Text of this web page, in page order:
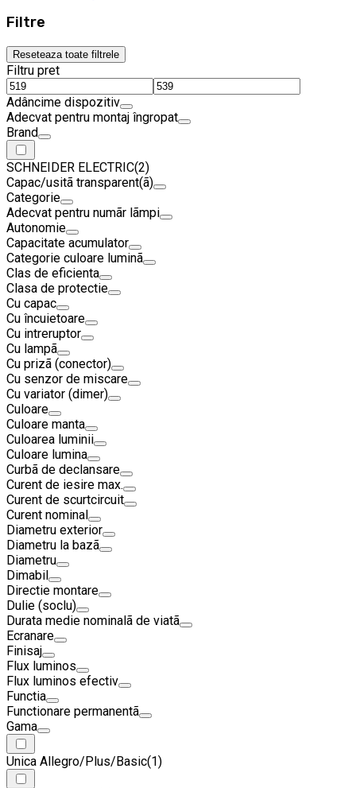
Filtre
Reseteaza toate filtrele
Filtru pret
Adâncime dispozitiv
Adecvat pentru montaj îngropat
Brand
SCHNEIDER ELECTRIC(2)
Capac/usitã transparent(ã)
Categorie
Adecvat pentru numãr lãmpi
Autonomie
Capacitate acumulator
Categorie culoare luminã
Clas de eficienta
Clasa de protectie
Cu capac
Cu încuietoare
Cu intreruptor
Cu lampã
Cu prizã (conector)
Cu senzor de miscare
Cu variator (dimer)
Culoare
Culoare manta
Culoarea luminii
Culoare lumina
Curbã de declansare
Curent de iesire max.
Curent de scurtcircuit
Curent nominal
Diametru exterior
Diametru la bazã
Diametru
Dimabil
Directie montare
Dulie (soclu)
Durata medie nominalã de viatã
Ecranare
Finisaj
Flux luminos
Flux luminos efectiv
Functia
Functionare permanentã
Gama
Unica Allegro/Plus/Basic(1)